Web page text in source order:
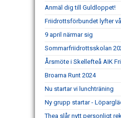
Anmäl dig till Guldloppet!
Friidrottsförbundet lyfter
9 april närmar sig
Sommarfriidrottsskolan
Årsmöte i Skellefteå AIK
Broarna Runt 2024
Nu startar vi lunchträning
Ny grupp startar -
Thea slår nytt personligt